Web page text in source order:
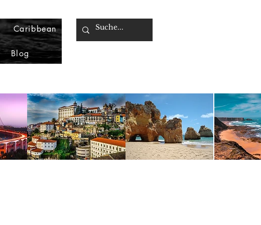
Caribbean
Blog